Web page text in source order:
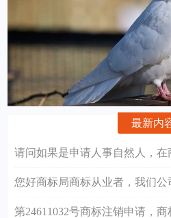
最新内
请问如果是申请人事自然人，在
您好商标局商标从业者，我们公
第24611032号商标注销申请，商